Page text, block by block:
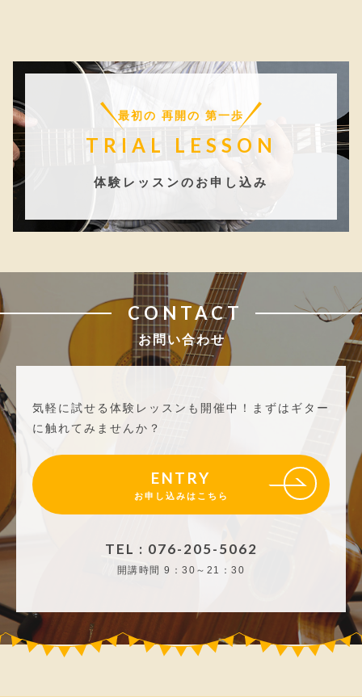
最初の 再開の 第一歩
TRIAL LESSON
体験レッスンのお申し込み
CONTACT
お問い合わせ
気軽に試せる体験レッスンも開催中！
まずはギター
に触れてみませんか？
ENTRY
お申し込みはこちら
TEL : 076-205-5062
開講時間 9：30～21：30